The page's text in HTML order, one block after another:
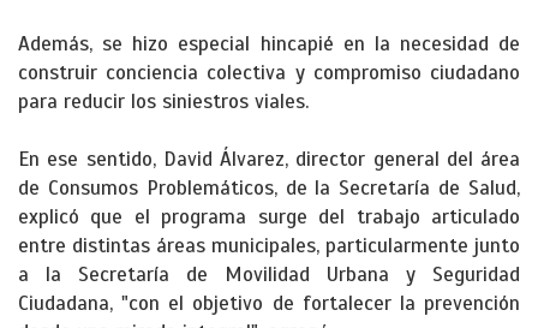
Además, se hizo especial hincapié en la necesidad de
construir conciencia colectiva y compromiso ciudadano
para reducir los siniestros viales.
En ese sentido, David Álvarez, director general del área
de Consumos Problemáticos, de la Secretaría de Salud,
explicó que el programa surge del trabajo articulado
entre distintas áreas municipales, particularmente junto
a la Secretaría de Movilidad Urbana y Seguridad
Ciudadana, "con el objetivo de fortalecer la prevención